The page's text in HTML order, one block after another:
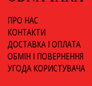
ПРО НАС
КОНТАКТИ
ДОСТАВКА І ОПЛАТА
ОБМІН І ПОВЕРНЕННЯ
УГОДА КОРИСТУВАЧА